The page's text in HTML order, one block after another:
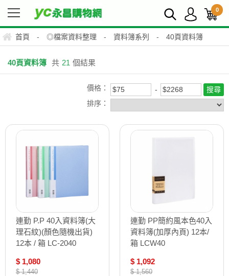
0
首頁 - ◎檔案資料整理 - 資料簿系列 - 40頁資料簿
40頁資料簿 共 21 個結果
價格：
排序：
連勤 P.P 40入資料簿(大
理石紋)(顏色隨機出貨)
12本 / 箱 LC-2040
$ 1,080
$ 1,440
連勤 PP簡約風本色40入
資料簿(加厚內頁) 12本/
箱 LCW40
$ 1,092
$ 1,560